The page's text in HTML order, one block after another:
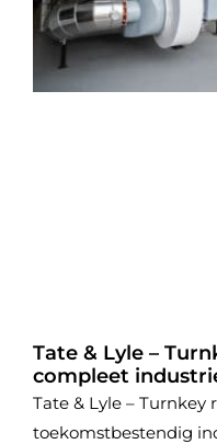
Tate & Lyle –
compleet
Tate & Lyle – Turnkey
toekomstbestendig